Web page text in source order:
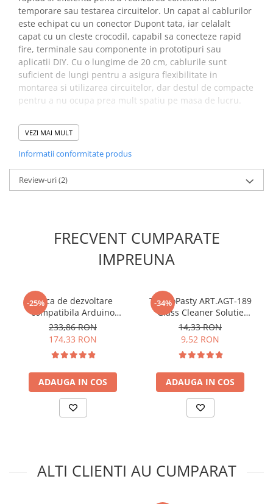
Tablouri Electrice
Accesorii Tablouri Electrice
Stabilizatoare de Tensiune
Convertoare de Tensiune
Banda Izolatoare
Panouri Fotovoltaice
Intrerupatoare Smart
Prize Inteligente
Module Smart Home
Camere Supraveghere
Lanterne de Cap
Proiectoare LED
Aeroterme
Roboti de Pornire Auto
Microscoape Biologice
temporare sau testarea circuitelor. Un capat al cablurilor
este echipat cu un conector Dupont tata, iar celalalt
capat cu un cleste crocodil, capabil sa conecteze rapid
fire, terminale sau componente in prototipuri sau
aplicatii DIY. Cu o lungime de 20 cm, cablurile sunt
suficient de lungi pentru a asigura flexibilitate in
montarea si utilizarea circuitelor, dar destul de compacte
pentru a nu ocupa prea mult spatiu pe masa de lucru.
Specificatii cablu Dupont
tata cu cleste crocodil:
Lungimea cablului:
Culoare:5 culori pentru identificare usoara
VEZI MAI MULT
Informatii conformitate produs
Review-uri(2)
FRECVENT CUMPARATE
IMPREUNA
-25%
Placa de dezvoltare
compatibila Arduino
Esplora
233,86 RON
174,33 RON
ADAUGA IN COS
-34%
TermoPasty ART.AGT-189
Glass Cleaner Solutie
pentru curatat suprafete
din sticla 250 ml
14,33 RON
9,52 RON
ADAUGA IN COS
ALTI CLIENTI AU CUMPARAT